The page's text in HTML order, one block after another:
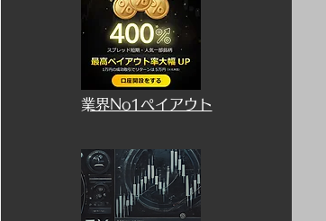
​業界No1ペイアウト